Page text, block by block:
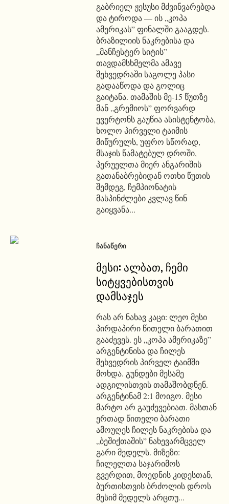
გაბრიელ ჟესუსი მძვინვარებდა
და ტიროდა — ის „კოპა
ამერიკას” ფინალში გააგდეს.
ბრაზილიის ნაკრებისა და
„მანჩესტერ სიტის”
თავდამსხმელმა ამავე
შეხვედრაში საგოლე პასი
გადააწოდა და გოლიც
გაიტანა. თამაშის მე-15 წუთზე
მან „გრემიოს” ფორვარდ
ევერტონს გაუწია ასისტენტობა,
ხოლო პირველი ტაიმის
მიწურულს, უფრო სწორად,
მსაჯის წამატებულ დროში,
პერუელთა მიერ ანგარიშის
გათანაბრებიდან ოთხი წუთის
შემდეგ, ჩემპიონატის
მასპინძლები კვლავ წინ
გაიყვანა...
ᲩᲐᲜᲐᲬᲔᲠᲘ
მესი: ალბათ, ჩემი
სიტყვებისთვის
დამსაჯეს
რას არ ნახავ კაცი: ლეო მესი
პირდაპირი წითელი ბარათით
გააძევეს. ეს „კოპა ამერიკაზე”
არგენტინისა და ჩილეს
შეხვედრის პირველ ტაიმში
მოხდა. გუნდები მესამე
ადგილისთვის თამაშობდნენ.
არგენტინამ 2:1 მოიგო. მესი
მარტო არ გაუძევებიათ. მასთან
ერთად წითელი ბარათი
ამოუღეს ჩილეს ნაკრებისა და
„ბეშიქთაშის” ნახევარმცველ
გარი მედელს. მიზეზი:
ჩილელთა საჯარიმოს
გვერდით, მოედნის კიდესთან,
ბურთისთვის ბრძოლის დროს
მესიმ მედელს არცთუ...